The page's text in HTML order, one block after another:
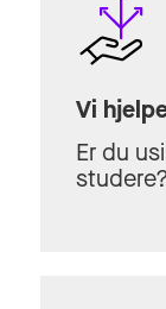
Vi
Er du